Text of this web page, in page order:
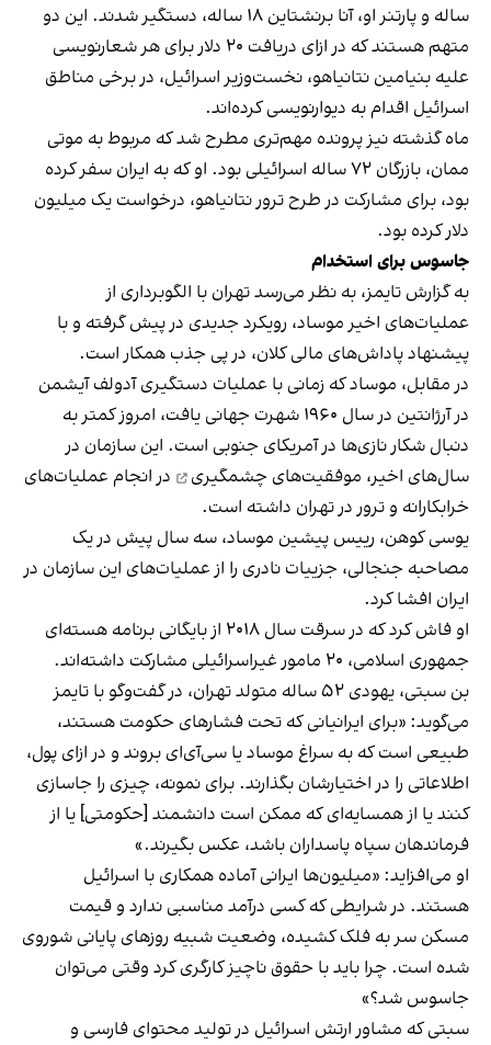
ساله و پارتنر او، آنا برنشتاین ۱۸ ساله، دستگیر شدند. این دو
متهم هستند که در ازای دریافت ۲۰ دلار برای هر شعارنویسی
علیه بنیامین نتانیاهو، نخست‌وزیر اسرائیل، در برخی مناطق
اسرائیل اقدام به دیوارنویسی کرده‌اند.
ماه گذشته نیز پرونده مهم‌تری مطرح شد که مربوط به موتی
ممان، بازرگان ۷۲ ساله اسرائیلی بود. او که به ایران سفر کرده‌
بود، برای مشارکت در طرح ترور نتانیاهو، درخواست یک میلیون
دلار کرده‌ بود.
جاسوس برای استخدام
به گزارش تایمز، به نظر می‌رسد تهران با الگوبرداری از
عملیات‌های اخیر موساد، رویکرد جدیدی در پیش گرفته و با
پیشنهاد پاداش‌های مالی کلان، در پی جذب همکار است.
در مقابل، موساد که زمانی با عملیات دستگیری آدولف آیشمن
در آرژانتین در سال ۱۹۶۰ شهرت جهانی یافت، امروز کمتر به
دنبال شکار نازی‌ها در آمریکای جنوبی است. این سازمان در
سال‌های اخیر، موفقیت‌های چشمگیری
در انجام عملیات‌های
خرابکارانه و ترور در تهران داشته است.
یوسی کوهن، رییس پیشین موساد، سه سال پیش در یک
مصاحبه جنجالی، جزییات نادری را از عملیات‌های این سازمان در
ایران افشا کرد.
او فاش کرد که در سرقت سال ۲۰۱۸ از بایگانی برنامه هسته‌ای
جمهوری اسلامی، ۲۰ مامور غیراسرائیلی مشارکت داشته‌اند.
بن سبتی، یهودی ۵۲ ساله متولد تهران، در گفت‌وگو با تایمز
می‌گوید: «برای ایرانیانی که تحت فشارهای حکومت هستند،
طبیعی است که به سراغ موساد یا سی‌آی‌ای بروند و در ازای پول،
اطلاعاتی را در اختیارشان بگذارند. برای نمونه، چیزی را جاسازی
کنند یا از همسایه‌ای که ممکن است دانشمند [حکومتی] یا از
فرماندهان سپاه پاسداران باشد، عکس بگیرند.»
او می‌افزاید: «میلیون‌ها ایرانی آماده همکاری با اسرائیل
هستند. در شرایطی که کسی درآمد مناسبی ندارد و قیمت
مسکن سر به فلک کشیده، وضعیت شبیه روزهای پایانی شوروی
شده‌ است. چرا باید با حقوق ناچیز کارگری کرد وقتی می‌توان
جاسوس شد؟»
سبتی که مشاور ارتش اسرائیل در تولید محتوای فارسی و